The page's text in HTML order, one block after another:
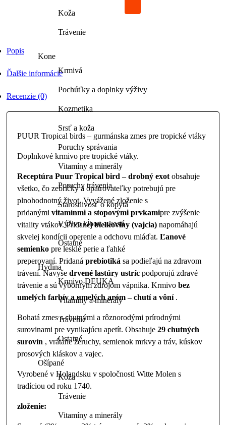
Koža
Trávenie
Kone
Krmivá
Pochúťky a doplnky výživy
Kozmetika
Srsť a koža
Poruchy správania
Vitamíny a minerály
Poruchy trávenia
Starostlivosť o kopytá
Výživa kĺbov a kostí
Ostatné
Hydina
Krmivo DEUKA
Vitamíny a minerály
Trávenie
Ostatné
Ošípané
Koža
Trávenie
Vitamíny a minerály
Popis
Ďalšie informácie
Recenzie (0)
PUUR Tropical birds – gurmánska zmes pre tropické vtáky
Doplnkové krmivo pre tropické vtáky.
Receptúra Puur Tropical bird – drobný exotobsahuje
všetko, čo zebričky a opatrovateľky potrebujú pre
plnohodnotný život. Vyvážené zloženie s
pridanými vitamínmi a stopovými prvkamipre zvýšenie
vitality vtákov. Pridanejbielkoviny (vajcia) napomáhajú
skvelej kondícii operenie a odchovu mláďat. Ľanové
semienko pre lesklé perie a ľahké
preperovaní. Pridaná prebiotiká sa podieľajú na zdravom
trávení. Navyše drvené lastúry ustríc podporujú zdravé
trávenie a sú výborným zdrojom vápnika. Krmivo bez
umelých farbív a umelých aróm – chutí a vôní.
Bohatá zmes s chutnými a rôznorodými prírodnými
surovinami pre vynikajúcu apetít. Obsahuje 29 chutných
surovín , vrátane žeruchy, semienok mrkvy a tráv, kúskov
prosových kláskov a vajec.
Vyrobené v Holandsku v spoločnosti Witte Molen s
tradíciou od roku 1740.
zloženie: